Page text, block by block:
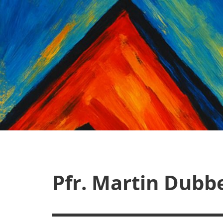
Zum
Inhalt
Pfr. Martin